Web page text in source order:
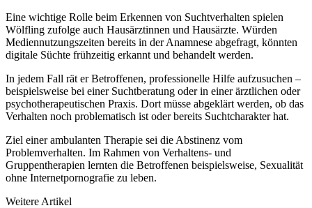
Eine wichtige Rolle beim Erkennen von Suchtverhalten spielen
Wölfling zufolge auch Hausärztinnen und Hausärzte. Würden
Mediennutzungszeiten bereits in der Anamnese abgefragt, könnten
digitale Süchte früh­zeitig erkannt und behandelt werden.
In jedem Fall rät er Betroffenen, professionelle Hilfe aufzusuchen –
beispielsweise bei einer Suchtberatung oder in einer ärztlichen oder
psychotherapeutischen Praxis. Dort müsse abgeklärt werden, ob das
Verhalten noch problematisch ist oder bereits Suchtcharakter hat.
Ziel einer ambulanten Therapie sei die Abstinenz vom
Problemverhalten. Im Rahmen von Verhaltens- und
Gruppentherapien lernten die Betroffenen beispielsweise, Sexualität
ohne Internetpornografie zu leben.
Weitere Artikel